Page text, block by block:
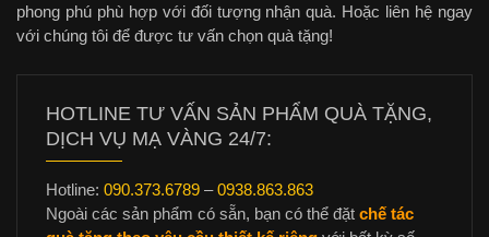
phong phú phù hợp với đối tượng nhận quà. Hoặc liên hệ ngay
với chúng tôi để được tư vấn chọn quà tặng!
HOTLINE TƯ VẤN SẢN PHẨM QUÀ TẶNG,
DỊCH VỤ MẠ VÀNG 24/7:
Hotline: 090.373.6789 –0938.863.863
Ngoài các sản phẩm có sẵn, bạn có thể đặt chế tác